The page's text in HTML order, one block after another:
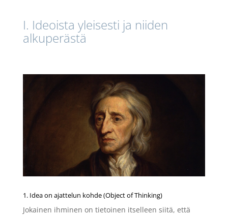
I. Ideoista yleisesti ja niiden
alkuperästä
1. Idea on ajattelun kohde (Object of Thinking)
Jokainen ihminen on tietoinen itselleen siitä, että